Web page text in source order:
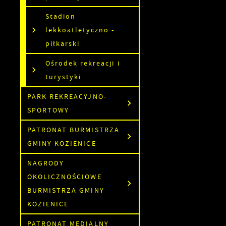
Stadion
lekkoatletyczno -
piłkarski
Ośrodek rekreacji i
turystyki
PARK REKREACYJNO-
SPORTOWY
PATRONAT BURMISTRZA
GMINY KOZIENICE
NAGRODY
OKOLICZNOŚCIOWE
BURMISTRZA GMINY
KOZIENICE
PATRONAT MEDIALNY